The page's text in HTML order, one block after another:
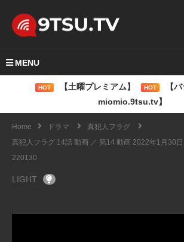
MENU
HOT 【土曜プレミアム】 HOT
【
miomio.9tsu.tv】
Home ドラマ
真犯人フラグ
真犯人フラグ 14話 動画 ／ 第14 動画 2022年1月30日
220130
LIGHT